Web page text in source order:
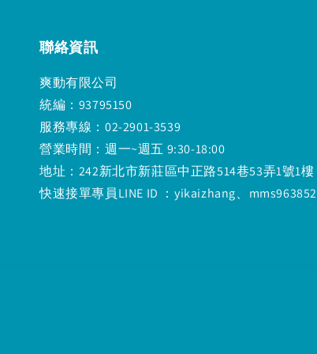
聯絡資訊
爽動有限公司
統編：93795150
服務專線：02-2901-3539
營業時間：週一~週五 9:30-18:00
地址：242新北市新莊區中正路514巷53弄1號1樓
快速接單專員LINE ID ：yikaizhang、mms963852